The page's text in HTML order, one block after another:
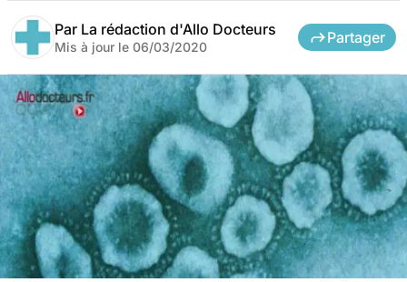
Par La rédaction d'Allo Docteurs
Mis à jour le 06/03/2020
Partager